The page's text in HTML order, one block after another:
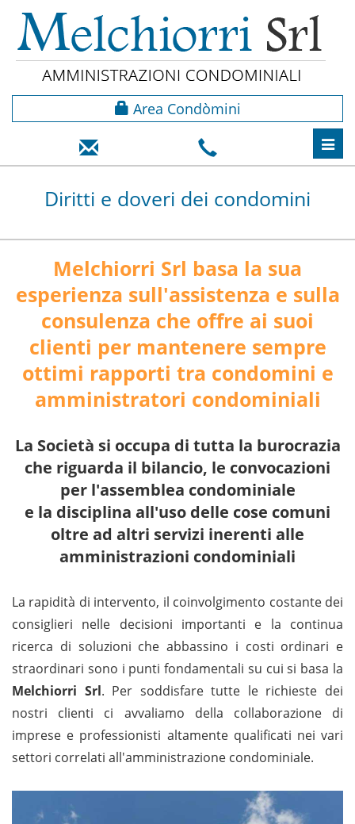
Area Condòmini
Diritti e doveri dei condomini
Melchiorri Srl basa la sua
esperienza sull'assistenza e sulla
consulenza che offre ai suoi
clienti per mantenere sempre
ottimi rapporti tra condomini e
amministratori condominiali
La Società si occupa di tutta la burocrazia
che riguarda il bilancio, le convocazioni
per l'assemblea condominiale
e la disciplina all'uso delle cose comuni
oltre ad altri servizi inerenti alle
amministrazioni condominiali
La rapidità di intervento, il coinvolgimento costante dei
consiglieri nelle decisioni importanti e la continua
ricerca di soluzioni che abbassino i costi ordinari e
straordinari sono i punti fondamentali su cui si basa la
Melchiorri Srl. Per soddisfare tutte le richieste dei
nostri clienti ci avvaliamo della collaborazione di
imprese e professionisti altamente qualificati nei vari
settori correlati all'amministrazione condominiale.